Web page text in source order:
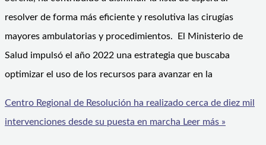
resolver de forma más eficiente y resolutiva las cirugías
mayores ambulatorias y procedimientos. El Ministerio de
Salud impulsó el año 2022 una estrategia que buscaba
optimizar el uso de los recursos para avanzar en la
Centro Regional de Resolución ha realizado cerca de diez mil
intervenciones desde su puesta en marcha Leer más »